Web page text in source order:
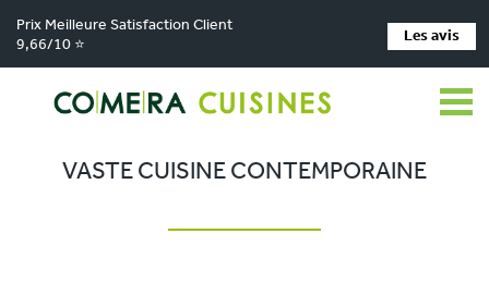
Prix Meilleure Satisfaction Client
9,66/10 ⭐
Les avis
Comera Cuisines > Nos magasins de cuisine >
Cuisiniste Capdenac-le-Haut > Réalisations > Vaste cuisine contemporaine
VASTE CUISINE CONTEMPORAINE